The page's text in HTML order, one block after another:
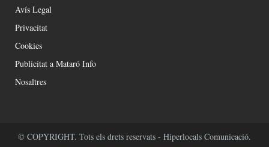
Avís Legal
Privacitat
Cookies
Publicitat a Mataró Info
Nosaltres
© COPYRIGHT. Tots els drets reservats - Hiperlocals Comunicació.